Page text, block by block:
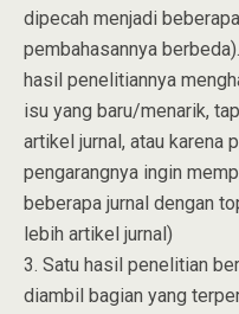
dipecah menjadi
pembahasannya
hasil penelitiannya
isu yang baru/menarik,
artikel jurnal, atau karena
pengarangnya ingin
beberapa jurnal dengan
lebih artikel jurnal)
3. Satu hasil penelitian
diambil bagian yang